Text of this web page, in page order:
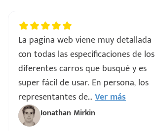
La pagina web viene muy detallada
con todas las especificaciones de los
diferentes carros que busqué y es
super fácil de usar. En persona, los
representantes de...Ver más
Ionathan Mirkin